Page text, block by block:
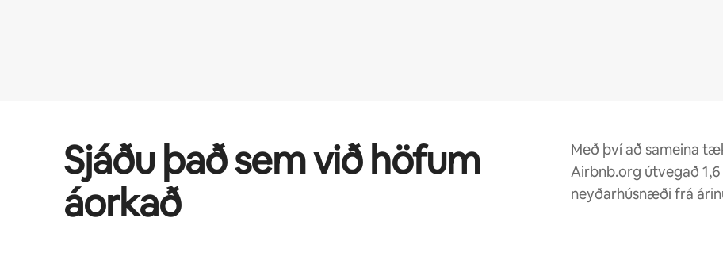
Sjáðu það sem við höfum
áorkað
Með því að sameina
Airbnb.org útvegað
neyðarhúsnæði frá